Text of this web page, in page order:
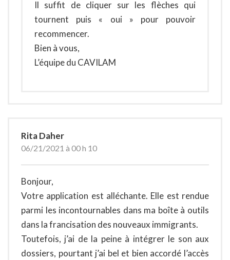
Il suffit de cliquer sur les flèches qui
tournent puis « oui » pour pouvoir
recommencer.
Bien à vous,
L’équipe du CAVILAM
Rita Daher
06/21/2021 à 00 h 10
Bonjour,
Votre application est alléchante. Elle est rendue
parmi les incontournables dans ma boîte à outils
dans la francisation des nouveaux immigrants.
Toutefois, j’ai de la peine à intégrer le son aux
dossiers, pourtant j’ai bel et bien accordé l’accès